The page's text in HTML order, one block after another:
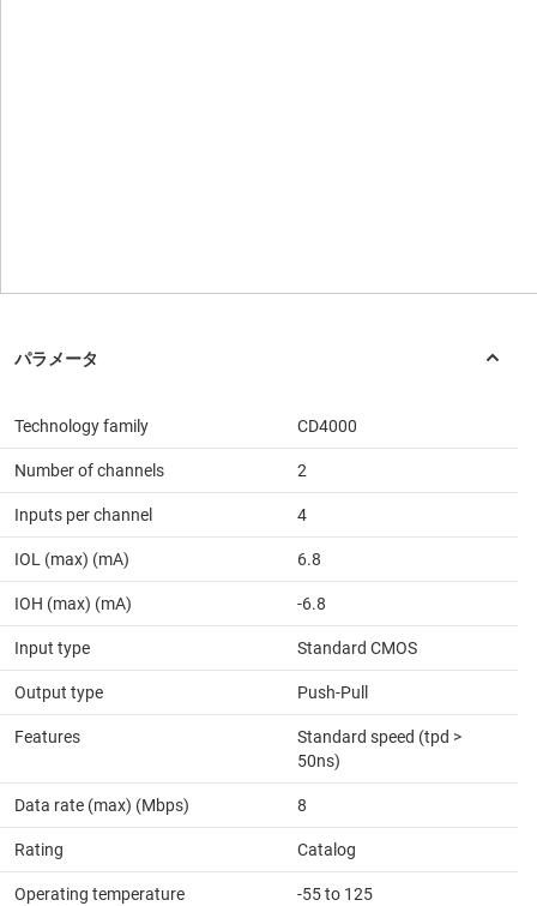
Technology family CD4000
Number of channels 2
Inputs per channel 4
IOL (max) (mA) 6.8
IOH (max) (mA) -6.8
Input type Standard CMOS
Output type Push-Pull
Features
Standard speed (tpd >
50ns)
Data rate (max) (Mbps) 8
Rating Catalog
Operating temperature
-55 to 125